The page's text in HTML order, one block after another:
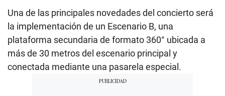
Una de las principales novedades del concierto será
la implementación de un Escenario B, una
plataforma secundaria de formato 360° ubicada a
más de 30 metros del escenario principal y
conectada mediante una pasarela especial.